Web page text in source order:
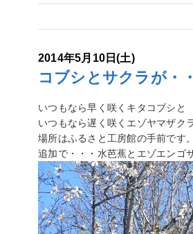
2014年5月10日(土)
コブシとサクラが・
いつもなら早く咲くキタコブシと
いつもなら遅く咲くエゾヤマザク
場所はふるさと工房館の手前です。
追加で・・・水芭蕉とエゾエンゴ